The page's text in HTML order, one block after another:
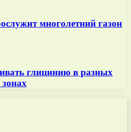
многолетний газон
глицинию в разных